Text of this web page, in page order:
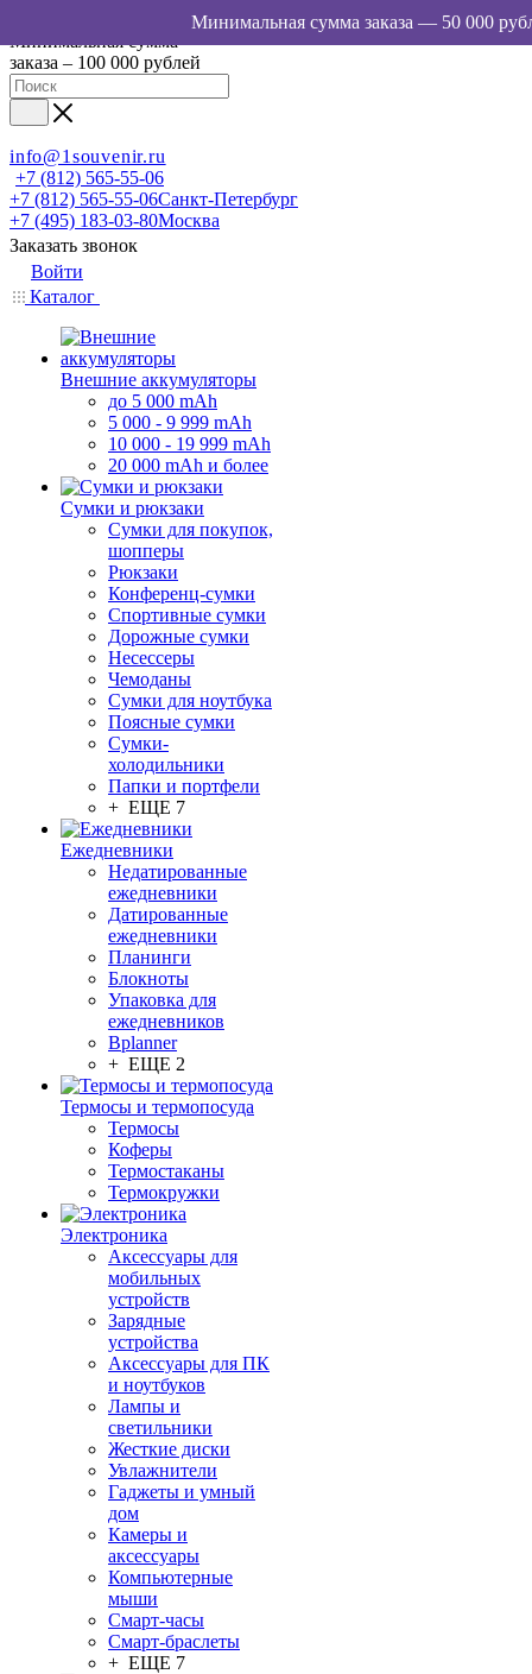
Минимальная сумма
заказа – 100 000 рублей
info@1souvenir.ru
+7 (812) 565-55-06
+7 (812) 565-55-06Санкт-Петербург
+7 (495) 183-03-80Москва
Заказать звонок
Войти
Каталог
Внешние аккумуляторы
до 5 000 mAh
5 000 - 9 999 mAh
10 000 - 19 999 mAh
20 000 mAh и более
Сумки и рюкзаки
Сумки для покупок,
шопперы
Рюкзаки
Конференц-сумки
Спортивные сумки
Дорожные сумки
Несессеры
Чемоданы
Сумки для ноутбука
Поясные сумки
Сумки-
холодильники
Папки и портфели
+ ЕЩЕ 7
Ежедневники
Недатированные
ежедневники
Датированные
ежедневники
Планинги
Блокноты
Упаковка для
ежедневников
Bplanner
+ ЕЩЕ 2
Термосы и термопосуда
Термосы
Коферы
Термостаканы
Термокружки
Электроника
Аксессуары для
мобильных
устройств
Зарядные
устройства
Аксессуары для ПК
и ноутбуков
Лампы и
светильники
Жесткие диски
Увлажнители
Гаджеты и умный
дом
Камеры и
аксессуары
Компьютерные
мыши
Смарт-часы
Смарт-браслеты
+ ЕЩЕ 7